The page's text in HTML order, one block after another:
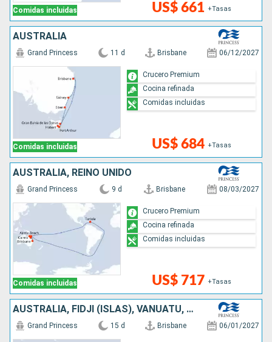
Comidas incluidas US$ 661 +Tasas
AUSTRALIA
Comidas incluidas
Grand Princess 11 d Brisbane 06/12/2027
US$ 684 +Tasas
Crucero Premium
Cocina refinada
Comidas incluidas
AUSTRALIA, REINO UNIDO
Comidas incluidas
Grand Princess 9 d Brisbane 08/03/2027
US$ 717 +Tasas
Crucero Premium
Cocina refinada
Comidas incluidas
AUSTRALIA, FIDJI (ISLAS), VANUATU, NUEVA CALEDONIA
Grand Princess 15 d Brisbane 06/01/2027